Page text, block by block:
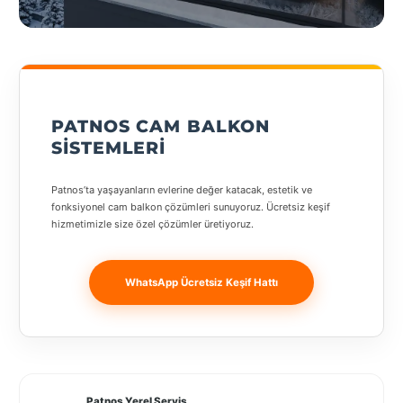
geçiş
yapın
PATNOS CAM BALKON
SISTEMLERI
Patnos’ta yaşayanların evlerine değer katacak, estetik ve
fonksiyonel cam balkon çözümleri sunuyoruz. Ücretsiz keşif
hizmetimizle size özel çözümler üretiyoruz.
WhatsApp Ücretsiz Keşif Hattı
States
Tüm
Şehirler
Adana
Adıyaman
Afyonkarahisar
Antalya
Aydın